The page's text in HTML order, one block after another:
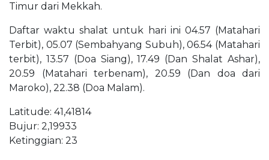
Timur dari Mekkah.
Daftar waktu shalat untuk hari ini 04.57 (Matahari
Terbit), 05.07 (Sembahyang Subuh), 06.54 (Matahari
terbit), 13.57 (Doa Siang), 17.49 (Dan Shalat Ashar),
20.59 (Matahari terbenam), 20.59 (Dan doa dari
Maroko), 22.38 (Doa Malam).
Latitude: 41,41814
Bujur: 2,19933
Ketinggian: 23